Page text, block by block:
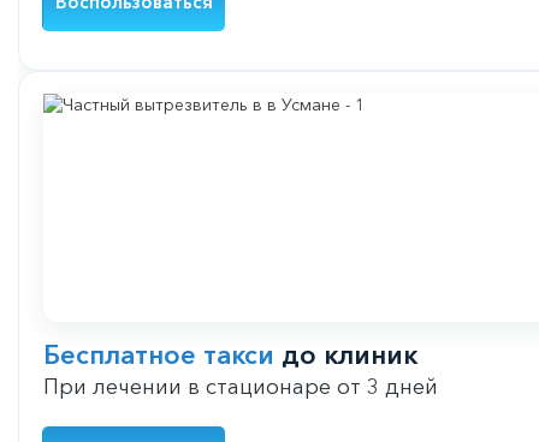
Бесплатное такси до клиник
При лечении в стационаре от 3 дней